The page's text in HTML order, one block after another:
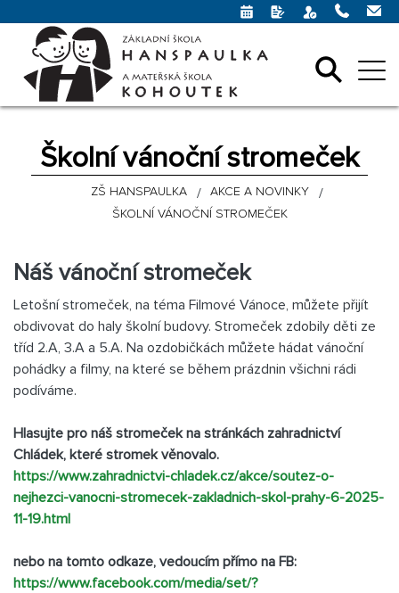
Školní vánoční stromeček
ZŠ HANSPAULKA
AKCE A NOVINKY
ŠKOLNÍ VÁNOČNÍ STROMEČEK
Náš vánoční stromeček
Letošní stromeček, na téma Filmové Vánoce, můžete přijít
obdivovat do haly školní budovy. Stromeček zdobily děti ze
tříd 2.A, 3.A a 5.A. Na ozdobičkách můžete hádat vánoční
pohádky a filmy, na které se během prázdnin všichni rádi
podíváme.
Hlasujte pro náš stromeček na stránkách zahradnictví
Chládek, které stromek věnovalo.
https://www.zahradnictvi-chladek.cz/akce/soutez-o-
nejhezci-vanocni-stromecek-zakladnich-skol-prahy-6-2025-
11-19.html
nebo na tomto odkaze, vedoucím přímo na FB:
https://www.facebook.com/media/set/?